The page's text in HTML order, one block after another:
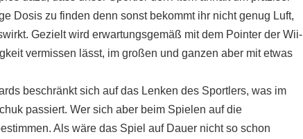
Dosis zu finden denn sonst bekommt ihr nicht genug Luft,
Gezielt wird erwartungsgemäß mit dem Pointer der Wii-
vermissen lässt, im großen und ganzen aber mit etwas
beschränkt sich auf das Lenken des Sportlers, was im
passiert. Wer sich aber beim Spielen auf die
Als wäre das Spiel auf Dauer nicht so schon